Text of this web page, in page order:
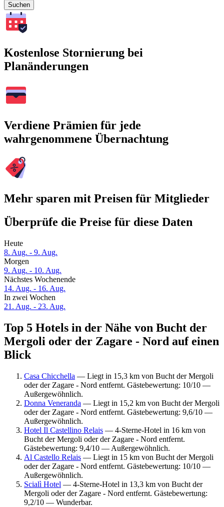
Suchen
Kostenlose Stornierung bei
Planänderungen
Verdiene Prämien für jede
wahrgenommene Übernachtung
Mehr sparen mit Preisen für Mitglieder
Überprüfe die Preise für diese Daten
Heute
8. Aug. - 9. Aug.
Morgen
9. Aug. - 10. Aug.
Nächstes Wochenende
14. Aug. - 16. Aug.
In zwei Wochen
21. Aug. - 23. Aug.
Top 5 Hotels in der Nähe von Bucht der
Mergoli oder der Zagare - Nord auf einen
Blick
Casa Chicchella — Liegt in 15,3 km von Bucht der Mergoli
oder der Zagare - Nord entfernt. Gästebewertung: 10/10 —
Außergewöhnlich.
Donna Veneranda — Liegt in 15,2 km von Bucht der Mergoli
oder der Zagare - Nord entfernt. Gästebewertung: 9,6/10 —
Außergewöhnlich.
Hotel Il Castellino Relais — 4-Sterne-Hotel in 16 km von
Bucht der Mergoli oder der Zagare - Nord entfernt.
Gästebewertung: 9,4/10 — Außergewöhnlich.
Al Castello Relais — Liegt in 15 km von Bucht der Mergoli
oder der Zagare - Nord entfernt. Gästebewertung: 10/10 —
Außergewöhnlich.
Scialì Hotel — 4-Sterne-Hotel in 13,3 km von Bucht der
Mergoli oder der Zagare - Nord entfernt. Gästebewertung:
9,2/10 — Wunderbar.